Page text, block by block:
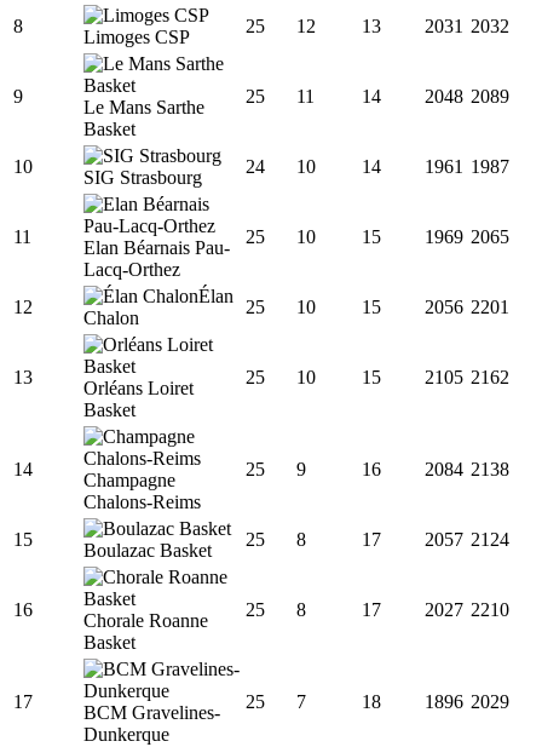
8
Limoges CSP
25 12 13 2031 2032
9
Le Mans Sarthe
Basket
25 11 14 2048 2089
10
SIG Strasbourg
24 10 14 1961 1987
11
Elan Béarnais Pau-
Lacq-Orthez
25 10 15 1969 2065
12
Élan
Chalon
25 10 15 2056 2201
13
Orléans Loiret
Basket
25 10 15 2105 2162
14
Champagne
Chalons-Reims
25 9 16 2084 2138
15
Boulazac Basket
25 8 17 2057 2124
16
Chorale Roanne
Basket
25 8 17 2027 2210
17
BCM Gravelines-
Dunkerque
25 7 18 1896 2029